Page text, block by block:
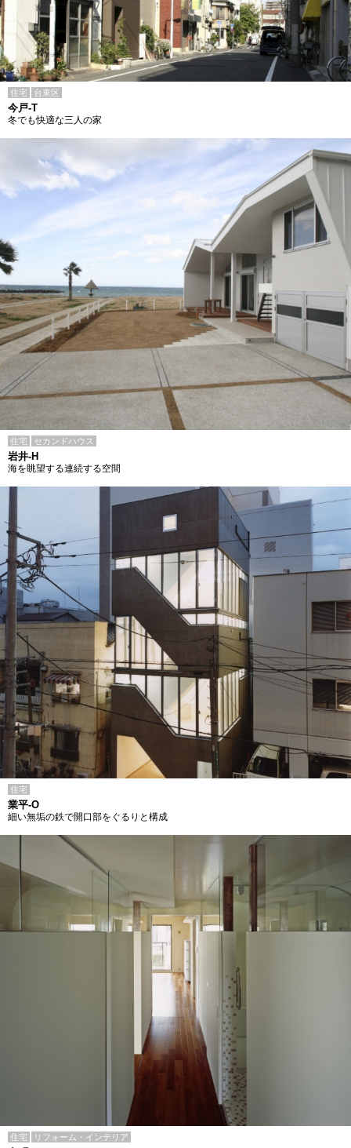
住宅 台東区
今戸-T
冬でも快適な三人の家
住宅 セカンドハウス
岩井-H
海を眺望する連続する空間
住宅
業平-O
細い無垢の鉄で開口部をぐるりと構成
住宅 リフォーム・インテリア